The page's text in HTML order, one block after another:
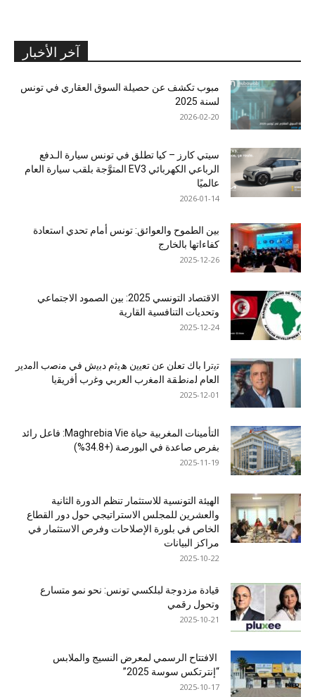
آخر الأخبار
مبوب تكشف عن حصيلة السوق العقاري في تونس
لسنة 2025
2026-02-20
سيتي كارز – كيا تطلق في تونس سيارة الـدفع
الرباعي الكهربائي EV3 المتوَّجة بلقب سيارة العام
عالميًا
2026-01-14
بين الطموح والعوائق: تونس أمام تحدي استعادة
كفاءاتها بالخارج
2025-12-26
الاقتصاد التونسي 2025: بين الصمود الاجتماعي
وتحديات التنافسية القارية
2025-12-24
ﺗﯾﺗرا ﺑﺎك ﺗﻌﻠن ﻋن ﺗﻌﯾﯾن ھﯾﺛم دﺑﯾش ﻓﻲ ﻣﻧﺻب اﻟﻣدﯾر
اﻟﻌﺎم ﻟﻣﻧطﻘﺔ اﻟﻣﻐرب اﻟﻌرﺑﻲ وﻏرب أﻓرﯾﻘﯾﺎ
2025-12-01
التأمينات المغربية حياة Maghrebia Vie: فاعل رائد
بفرص صاعدة في البورصة (+34.8%)
2025-11-19
الهيئة التونسية للاستثمار تنظم الدورة الثانية
والعشرين للمجلس الاستراتيجي حول دور القطاع
الخاص في بلورة الإصلاحات وفرص الاستثمار في
مراكز البيانات
2025-10-22
قيادة مزدوجة لبلكسي تونس: نحو نمو متسارع
وتحول رقمي
2025-10-21
الافتتاح الرسمي لمعرض النسيج والملابس
“إنترتكس سوسة 2025”
2025-10-17